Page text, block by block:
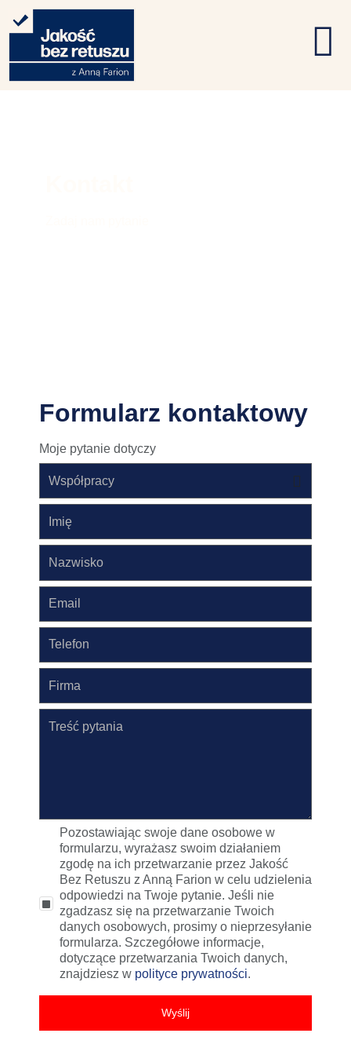
Formularz kontaktowy
Moje pytanie dotyczy
Pozostawiając swoje dane osobowe w
formularzu, wyrażasz swoim działaniem
zgodę na ich przetwarzanie przez Jakość
Bez Retuszu z Anną Farion w celu udzielenia
odpowiedzi na Twoje pytanie. Jeśli nie
zgadzasz się na przetwarzanie Twoich
danych osobowych, prosimy o nieprzesyłanie
formularza. Szczegółowe informacje,
dotyczące przetwarzania Twoich danych,
znajdziesz w polityce prywatności.
Wyślij